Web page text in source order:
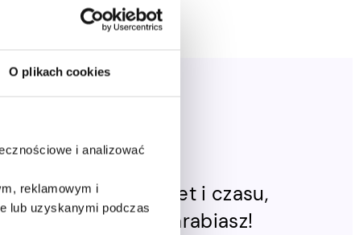
O plikach cookies
i analizować
reklamowym i
lub uzyskanymi podczas
ankiet i czasu,
tym więcej zarabiasz!